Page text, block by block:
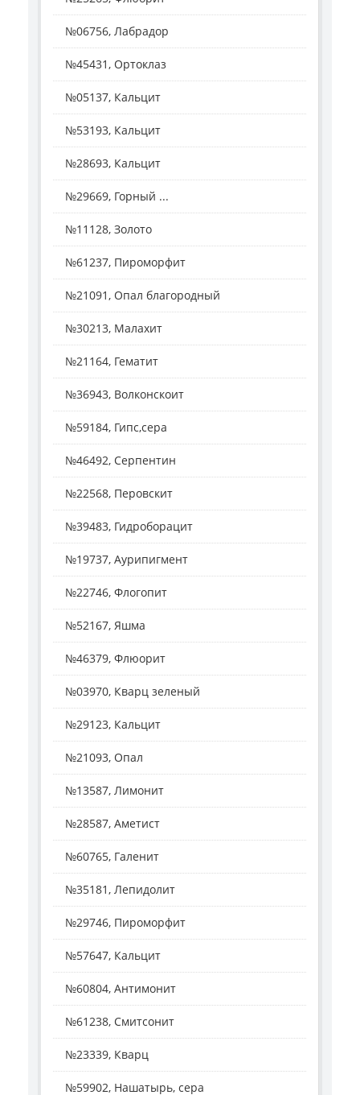
№06756, Лабрадор
№45431, Ортоклаз
№05137, Кальцит
№53193, Кальцит
№28693, Кальцит
№29669, Горный ...
№11128, Золото
№61237, Пироморфит
№21091, Опал благородный
№30213, Малахит
№21164, Гематит
№36943, Волконскоит
№59184, Гипс,сера
№46492, Серпентин
№22568, Перовскит
№39483, Гидроборацит
№19737, Аурипигмент
№22746, Флогопит
№52167, Яшма
№46379, Флюорит
№03970, Кварц зеленый
№29123, Кальцит
№21093, Опал
№13587, Лимонит
№28587, Аметист
№60765, Галенит
№35181, Лепидолит
№29746, Пироморфит
№57647, Кальцит
№60804, Антимонит
№61238, Смитсонит
№23339, Кварц
№59902, Нашатырь, сера